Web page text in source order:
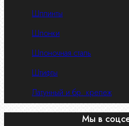
Шплинты
Шпонки
Шпоночная сталь
Штифты
Латунный и бр. крепеж
Мы в